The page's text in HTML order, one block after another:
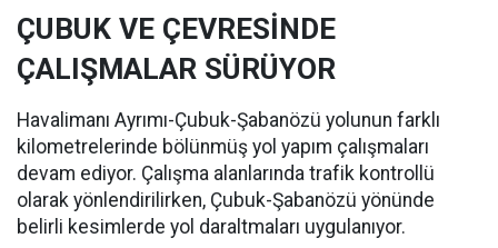
ÇUBUK VE ÇEVRESİNDE
ÇALIŞMALAR SÜRÜYOR
Havalimanı Ayrımı-Çubuk-Şabanözü yolunun farklı
kilometrelerinde bölünmüş yol yapım çalışmaları
devam ediyor. Çalışma alanlarında trafik kontrollü
olarak yönlendirilirken, Çubuk-Şabanözü yönünde
belirli kesimlerde yol daraltmaları uygulanıyor.